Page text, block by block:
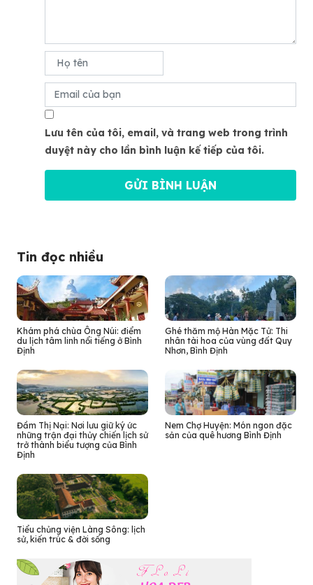
Lưu tên của tôi, email, và trang web trong trình
duyệt này cho lần bình luận kế tiếp của tôi.
Tin đọc nhiều
Khám phá chùa Ông Núi: điểm
du lịch tâm linh nổi tiếng ở Bình
Định
Ghé thăm mộ Hàn Mặc Tử: Thi
nhân tài hoa của vùng đất Quy
Nhơn, Bình Định
Đầm Thị Nại: Nơi lưu giữ ký ức
những trận đại thủy chiến lịch sử
trở thành biểu tượng của Bình
Định
Nem Chợ Huyện: Món ngon đặc
sản của quê hương Bình Định
Tiểu chủng viện Làng Sông: lịch
sử, kiến trúc & đời sống